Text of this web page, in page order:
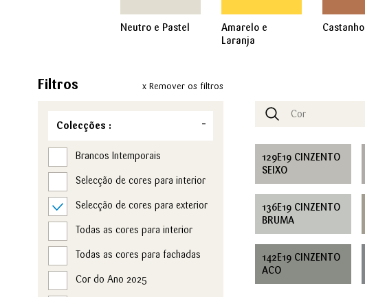
Neutro e Pastel
Amarelo e
Laranja
Castanho
Filtros x Remover os filtros
Colecções :
Brancos Intemporais
Selecção de cores para interior
Selecção de cores para exterior
Todas as cores para interior
Todas as cores para fachadas
Cor do Ano 2025
129E19 CINZENTO
SEIXO
136E19 CINZENTO
BRUMA
142E19 CINZENTO
ACO